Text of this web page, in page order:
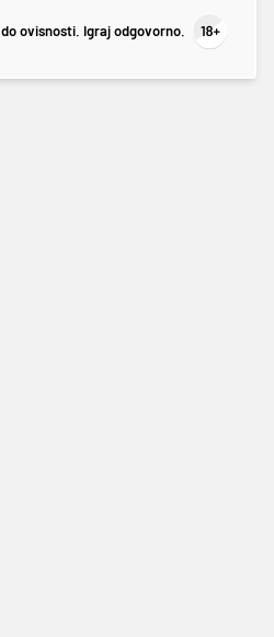
ovisnosti. Igraj odgovorno.